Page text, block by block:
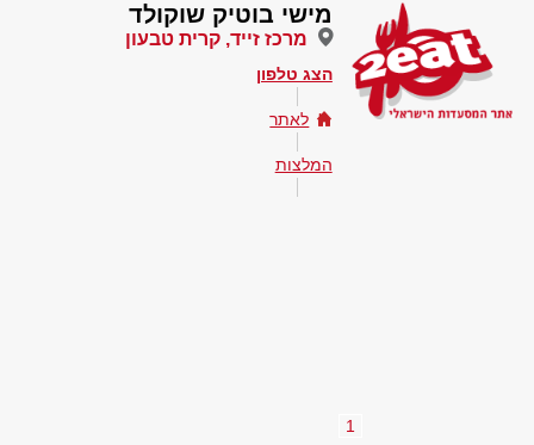
מישי בוטיק שוקולד
מרכז זייד, קרית טבעון
הצג טלפון
לאתר
המלצות
1